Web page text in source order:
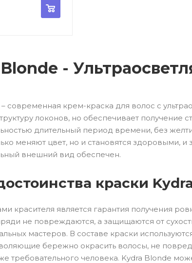
-
– современная крем-краска для волос с
локонов, но обеспечивает получение
длительный период времени, без
меняют цвет, но и становятся здоровыми,
внешний вид обеспечен.
краски
красителя является гарантия получения
не повреждаются, а защищаются от
мастеров. В составе краски
бережно окрасить волосы, не
требовательного человека. Kydra Blonde